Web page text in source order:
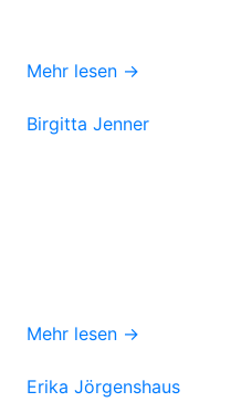
Mehr lesen →
Birgitta Jenner
Mehr lesen →
Erika Jörgenshaus